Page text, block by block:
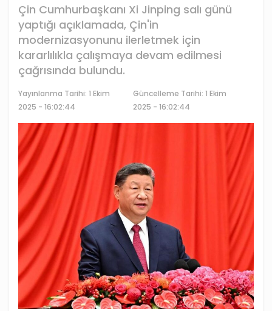
Çin Cumhurbaşkanı Xi Jinping salı günü
yaptığı açıklamada, Çin'in
modernizasyonunu ilerletmek için
kararlılıkla çalışmaya devam edilmesi
çağrısında bulundu.
Yayınlanma Tarihi: 1 Ekim
2025 - 16:02:44
Güncelleme Tarihi: 1 Ekim
2025 - 16:02:44